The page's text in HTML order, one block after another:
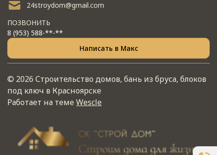
24stroydom@gmail.com
ПОЗВОНИТЬ
8 (953) 588-**-**
Написать в Макс
© 2026 Строительство домов, бань из бруса, блоков
под ключ в Красноярске
Работает на темеWescle